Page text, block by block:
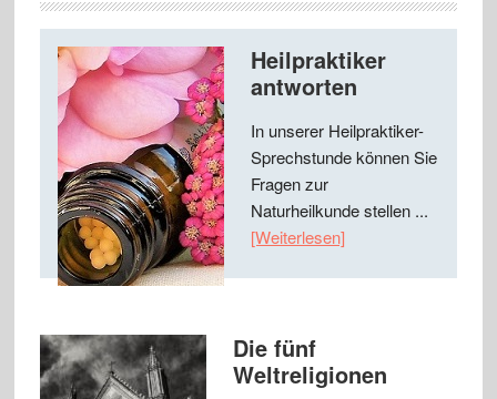
Heilpraktiker
antworten
In unserer Heilpraktiker-
Sprechstunde können Sie
Fragen zur
Naturheilkunde stellen ...
[Weiterlesen]
Die fünf
Weltreligionen